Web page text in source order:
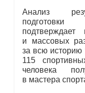
Анализ
и массовых
за всю историю
115
человека
в мастера